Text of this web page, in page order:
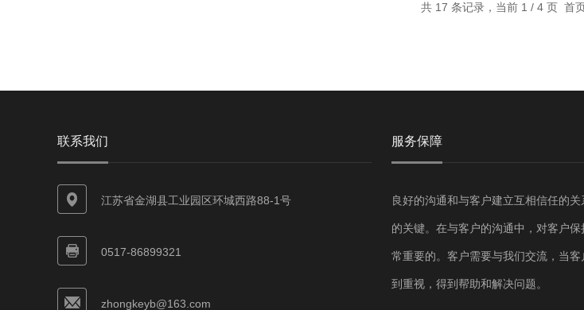
共 17 条记录，当前 1 / 4 页 首
联系我们
江苏省金湖县工业园区环城西路88-1号
0517-86899321
zhongkeyb@163.com
服务保障
良好的沟通和与客户建立互相信任的
的关键。在与客户的沟通中，对客户
常重要的。客户需要与我们交流，当
到重视，得到帮助和解决问题。